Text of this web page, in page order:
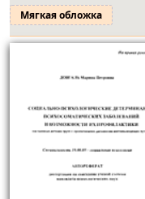
Мягкая обложка